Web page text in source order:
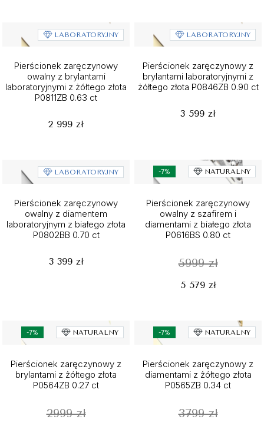
LABORATORYJNY
Pierścionek zaręczynowy
owalny z brylantami
laboratoryjnymi z żółtego złota
P0811ZB 0.63 ct
2 999 zł
LABORATORYJNY
Pierścionek zaręczynowy z
brylantami laboratoryjnymi z
żółtego złota P0846ZB 0.90 ct
3 599 zł
LABORATORYJNY
Pierścionek zaręczynowy
owalny z diamentem
laboratoryjnym z białego złota
P0802BB 0.70 ct
3 399 zł
-7% NATURALNY
Pierścionek zaręczynowy
owalny z szafirem i
diamentami z białego złota
P0616BS 0.80 ct
5999 zł
5 579 zł
-7% NATURALNY
Pierścionek zaręczynowy z
brylantami z żółtego złota
P0564ZB 0.27 ct
2999 zł
-7% NATURALNY
Pierścionek zaręczynowy z
diamentami z żółtego złota
P0565ZB 0.34 ct
3799 zł